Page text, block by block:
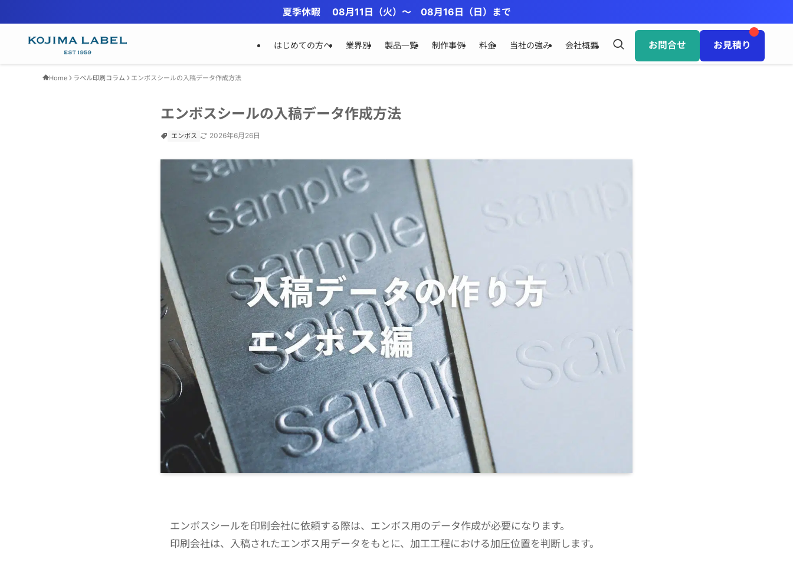
夏季休暇 08月11日（火）〜 08月16日（日）まで
はじめての方へ 業界別 製品一覧 制作事例 料金 当社の強み 会社概要 お問合せ お見積り
Home ラベル印刷コラム エンボスシールの入稿データ作成方法
エンボスシールの入稿データ作成方法
エンボス 2026年6月26日
エンボスシールを印刷会社に依頼する際は、エンボス用のデータ作成が必要になります。
印刷会社は、入稿されたエンボス用データをもとに、加工工程における加圧位置を判断します。